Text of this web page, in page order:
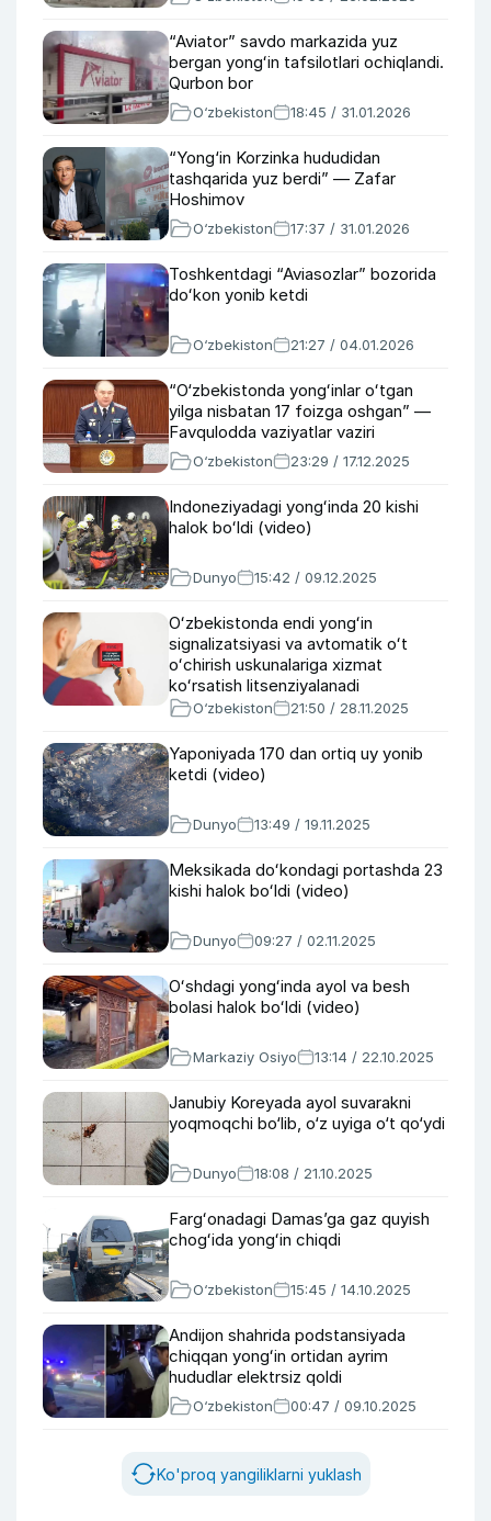
“Aviator” savdo markazida yuz
bergan yongʻin tafsilotlari ochiqlandi.
Qurbon bor
O‘zbekiston 18:45 / 31.01.2026
“Yong‘in Korzinka hududidan
tashqarida yuz berdi” — Zafar
Hoshimov
O‘zbekiston 17:37 / 31.01.2026
Toshkentdagi “Aviasozlar” bozorida
doʻkon yonib ketdi
O‘zbekiston 21:27 / 04.01.2026
“O‘zbekistonda yongʻinlar oʻtgan
yilga nisbatan 17 foizga oshgan” —
Favqulodda vaziyatlar vaziri
O‘zbekiston 23:29 / 17.12.2025
Indoneziyadagi yongʻinda 20 kishi
halok boʻldi (video)
Dunyo 15:42 / 09.12.2025
Oʻzbekistonda endi yongʻin
signalizatsiyasi va avtomatik oʻt
oʻchirish uskunalariga xizmat
koʻrsatish litsenziyalanadi
O‘zbekiston 21:50 / 28.11.2025
Yaponiyada 170 dan ortiq uy yonib
ketdi (video)
Dunyo 13:49 / 19.11.2025
Meksikada doʻkondagi portashda 23
kishi halok boʻldi (video)
Dunyo 09:27 / 02.11.2025
Oʻshdagi yongʻinda ayol va besh
bolasi halok boʻldi (video)
Markaziy Osiyo 13:14 / 22.10.2025
Janubiy Koreyada ayol suvarakni
yoqmoqchi bo‘lib, o‘z uyiga o‘t qo‘ydi
Dunyo 18:08 / 21.10.2025
Fargʻonadagi Damas’ga gaz quyish
chogʻida yongʻin chiqdi
O‘zbekiston 15:45 / 14.10.2025
Andijon shahrida podstansiyada
chiqqan yongʻin ortidan ayrim
hududlar elektrsiz qoldi
O‘zbekiston 00:47 / 09.10.2025
Ko'proq yangiliklarni yuklash